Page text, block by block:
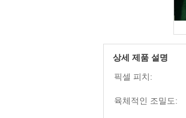
상세 제품 설명
픽셀 피치:
육체적인 조밀도: